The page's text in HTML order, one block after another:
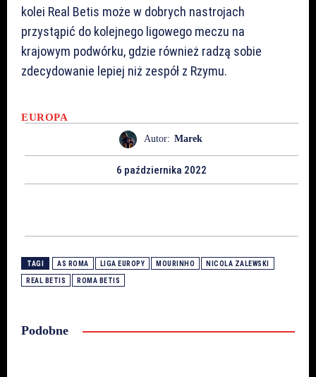
kolei Real Betis może w dobrych nastrojach
przystąpić do kolejnego ligowego meczu na
krajowym podwórku, gdzie również radzą sobie
zdecydowanie lepiej niż zespół z Rzymu.
EUROPA
Autor: Marek
6 października 2022
TAGI AS ROMA LIGA EUROPY MOURINHO NICOLA ZALEWSKI
REAL BETIS ROMA BETIS
Podobne